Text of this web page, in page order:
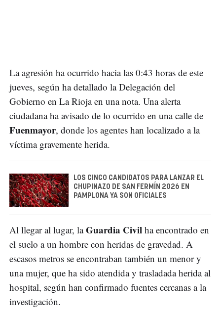
La agresión ha ocurrido hacia las 0:43 horas de este
jueves, según ha detallado la Delegación del
Gobierno en La Rioja en una nota. Una alerta
ciudadana ha avisado de lo ocurrido en una calle de
Fuenmayor, donde los agentes han localizado a la
víctima gravemente herida.
LOS CINCO CANDIDATOS PARA LANZAR EL
CHUPINAZO DE SAN FERMÍN 2026 EN
PAMPLONA YA SON OFICIALES
Al llegar al lugar, laGuardia Civil ha encontrado en
el suelo a un hombre con heridas de gravedad. A
escasos metros se encontraban también un menor y
una mujer, que ha sido atendida y trasladada herida al
hospital, según han confirmado fuentes cercanas a la
investigación.